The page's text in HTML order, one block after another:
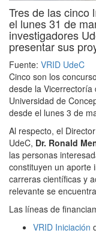
Tres de las cinco
el lunes 31 de
investigadores
presentar sus
Fuente: VRID UdeC
Cinco son los
desde la Vicerrectoría
Universidad de
desde el lunes 3 de
Al respecto, el
UdeC, Dr. Ronald
las personas
constituyen un aporte
carreras científicas y
relevante se
Las líneas de
VRID Iniciación